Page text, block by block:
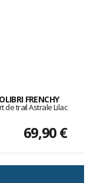
FRENCHY
de trail Astrale Lilac
69,90 €